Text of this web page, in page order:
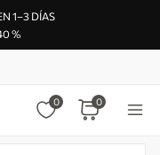
1–3 DÍAS
%
0 0